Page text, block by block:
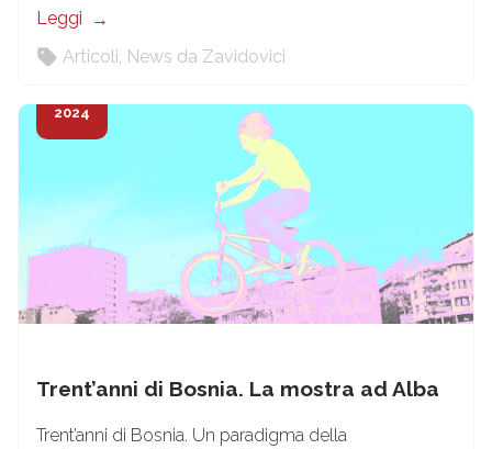
Leggi
Articoli News da Zavidovici
12
2024
Trent’anni di Bosnia. La mostra ad Alba
Trent’anni di Bosnia. Un paradigma della